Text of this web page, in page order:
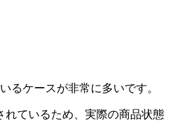
るケースが非常に多いです。
れているため、実際の商品状態